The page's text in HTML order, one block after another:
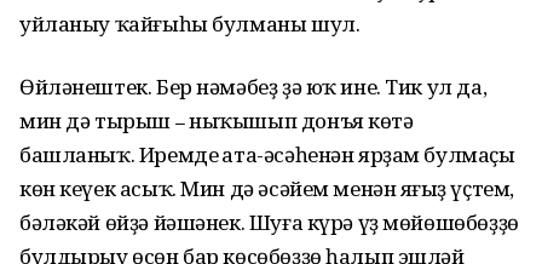
уйланыу ҡайғыһы булманы шул.
Өйләнештек. Бер нәмәбеҙ ҙә юҡ ине. Тик ул да,
мин дә тырыш –ныҡышып донъя көтә
башланыҡ. Иремдең ата-әсәһенән ярҙам булмаҫы
көн кеүек асыҡ. Мин дә әсәйем менән яңғыҙ үҫтем,
бәләкәй өйҙә йәшәнек. Шуға күрә үҙ мөйөшөбөҙҙө
булдырыу өсөн бар көсөбөҙҙө һалып эшләй